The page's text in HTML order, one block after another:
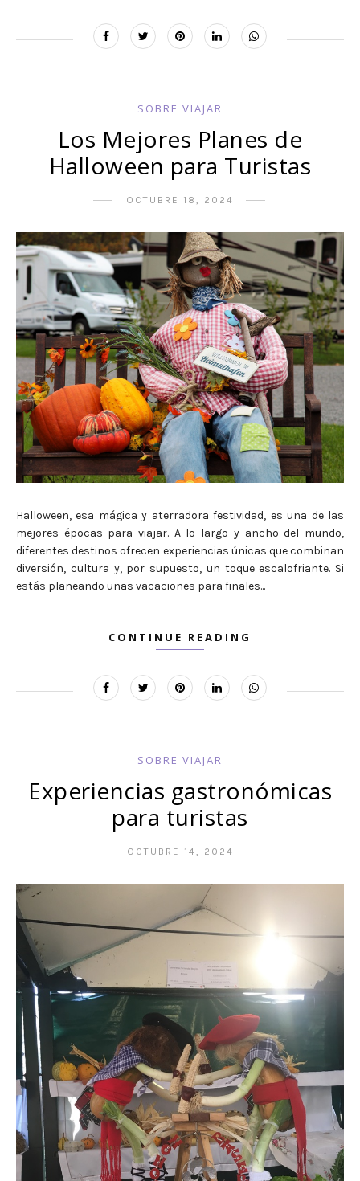
SOBRE VIAJAR
Los Mejores Planes de
Halloween para Turistas
OCTUBRE 18, 2024
Halloween, esa mágica y aterradora festividad, es una de las
mejores épocas para viajar. A lo largo y ancho del mundo,
diferentes destinos ofrecen experiencias únicas que combinan
diversión, cultura y, por supuesto, un toque escalofriante. Si
estás planeando unas vacaciones para finales...
CONTINUE READING
SOBRE VIAJAR
Experiencias gastronómicas
para turistas
OCTUBRE 14, 2024